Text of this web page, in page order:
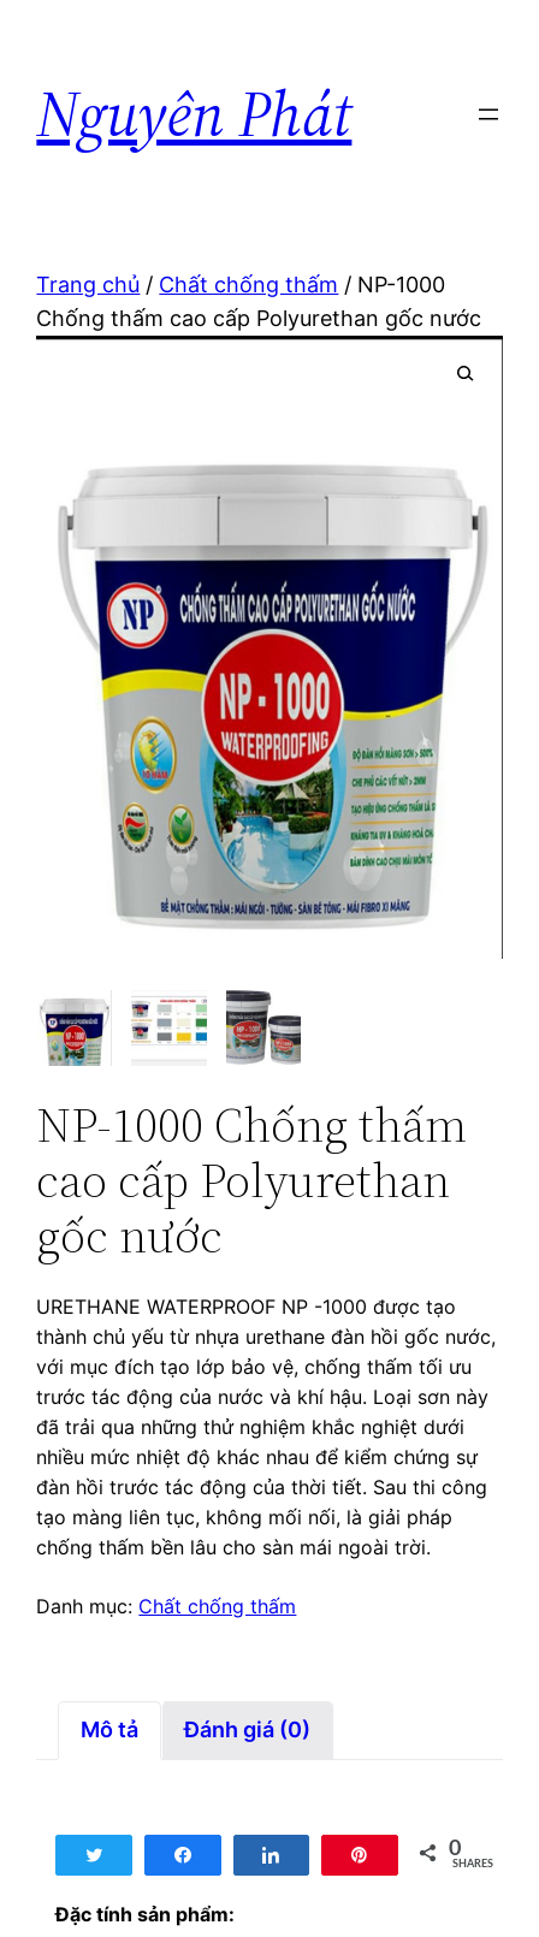
Nguyên Phát
Trang chủ / Chất chống thấm / NP-1000
Chống thấm cao cấp Polyurethan gốc nước
NP-1000 Chống thấm
cao cấp Polyurethan
gốc nước
URETHANE WATERPROOF NP -1000 được tạo
thành chủ yếu từ nhựa urethane đàn hồi gốc nước,
với mục đích tạo lớp bảo vệ, chống thấm tối ưu
trước tác động của nước và khí hậu. Loại sơn này
đã trải qua những thử nghiệm khắc nghiệt dưới
nhiều mức nhiệt độ khác nhau để kiểm chứng sự
đàn hồi trước tác động của thời tiết. Sau thi công
tạo màng liên tục, không mối nối, là giải pháp
chống thấm bền lâu cho sàn mái ngoài trời.
Danh mục: Chất chống thấm
Mô tả Đánh giá (0)
0
SHARES
Đặc tính sản phẩm: